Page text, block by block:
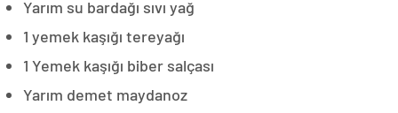
Yarım su bardağı sıvı yağ
1 yemek kaşığı tereyağı
1 Yemek kaşığı biber salçası
Yarım demet maydanoz